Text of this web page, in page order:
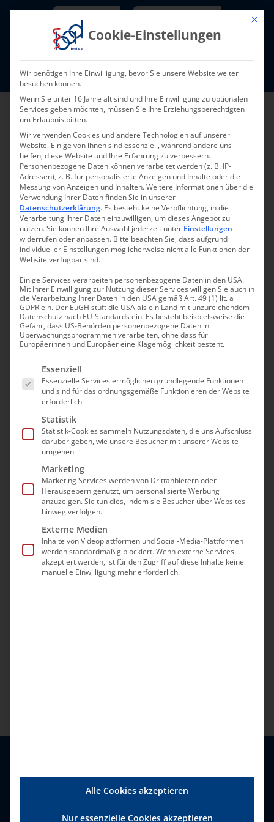
Skip
Fort- und Weiterbildung I Termine
Zurück
Archiv Ambulant 2024 –
Bayern Sonderinfos
Zugriff nur für bad-
Mitglieder
Benutzername oder E-Mail-Adresse
Passwort
Angemeldet bleiben
Passwort vergessen?
Mit
Cookie-Einstellungen
Wir benötigen Ihre Einwilligung, bevor Sie unsere Website weiter
besuchen können.
Wenn Sie unter 16 Jahre alt sind und Ihre Einwilligung zu optionalen
Services geben möchten, müssen Sie Ihre Erziehungsberechtigten
um Erlaubnis bitten.
Wir verwenden Cookies und andere Technologien auf unserer
Website. Einige von ihnen sind essenziell, während andere uns
helfen, diese Website und Ihre Erfahrung zu verbessern.
Personenbezogene Daten können verarbeitet werden (z. B. IP-
Adressen), z. B. für personalisierte Anzeigen und Inhalte oder die
Messung von Anzeigen und Inhalten.Weitere Informationen über die
Verwendung Ihrer Daten finden Sie in unserer
Datenschutzerklärung. Es besteht keine Verpflichtung, in die
Verarbeitung Ihrer Daten einzuwilligen, um dieses Angebot zu
nutzen.Sie können Ihre Auswahl jederzeit unter Einstellungen
widerrufen oder anpassen. Bitte beachten Sie, dass aufgrund
individueller Einstellungen möglicherweise nicht alle Funktionen der
Website verfügbar sind.
Einige Services verarbeiten personenbezogene Daten in den USA.
Mit Ihrer Einwilligung zur Nutzung dieser Services willigen Sie auch in
die Verarbeitung Ihrer Daten in den USA gemäß Art. 49 (1) lit. a
GDPR ein. Der EuGH stuft die USA als ein Land mit unzureichendem
Datenschutz nach EU-Standards ein. Es besteht beispielsweise die
Gefahr, dass US-Behörden personenbezogene Daten in
Überwachungsprogrammen verarbeiten, ohne dass für
Europäerinnen und Europäer eine Klagemöglichkeit besteht.
Es folgt eine Liste der Service-Gruppen, für die
Essenziell
Essenzielle Services ermöglichen grundlegende Funktionen
und sind für das ordnungsgemäße Funktionieren der Website
erforderlich.
Statistik
Statistik-Cookies sammeln Nutzungsdaten, die uns Aufschluss
darüber geben, wie unsere Besucher mit unserer Website
umgehen.
Marketing
Marketing Services werden von Drittanbietern oder
Herausgebern genutzt, um personalisierte Werbung
anzuzeigen. Sie tun dies, indem sie Besucher über Websites
hinweg verfolgen.
Externe Medien
Inhalte von Videoplattformen und Social-Media-Plattformen
werden standardmäßig blockiert. Wenn externe Services
akzeptiert werden, ist für den Zugriff auf diese Inhalte keine
manuelle Einwilligung mehr erforderlich.
Alle Cookies akzeptieren
Nur essenzielle Cookies akzeptieren